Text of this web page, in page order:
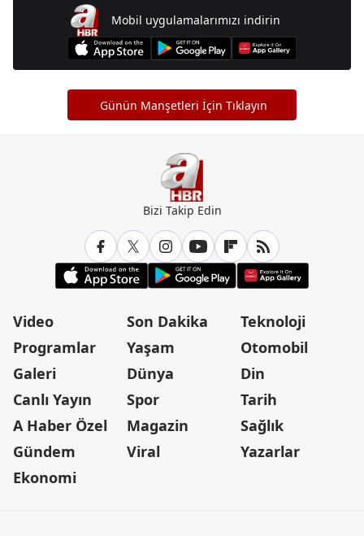
Mobil uygulamalarımızı indirin
Günün Manşetleri İçin Tıklayın
Bizi Takip Edin
Video
Programlar
Galeri
Canlı Yayın
A Haber Özel
Gündem
Ekonomi
Son Dakika
Yaşam
Dünya
Spor
Magazin
Viral
Teknoloji
Otomobil
Din
Tarih
Sağlık
Yazarlar